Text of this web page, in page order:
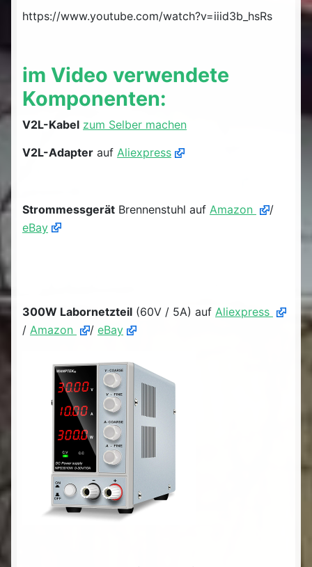
https://www.youtube.com/watch?v=iiid3b_hsRs
im Video verwendete
Komponenten:
V2L-Kabel zum Selber machen
V2L-Adapter auf Aliexpress
Strommessgerät Brennenstuhl auf Amazon
/
eBay
300W Labornetzteil (60V / 5A) auf Aliexpress
/ Amazon / eBay